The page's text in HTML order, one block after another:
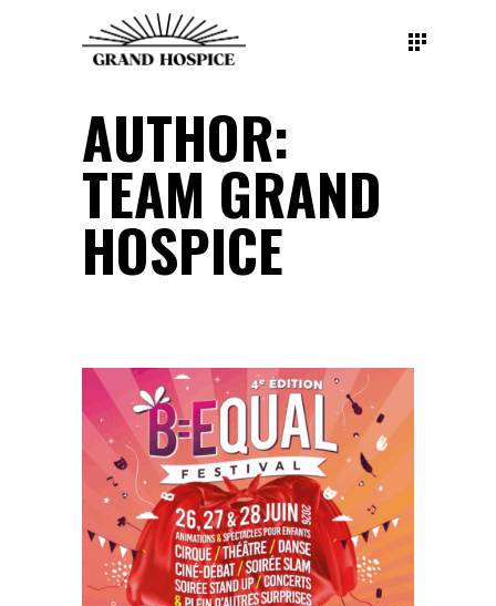
AUTHOR:
TEAM GRAND
HOSPICE